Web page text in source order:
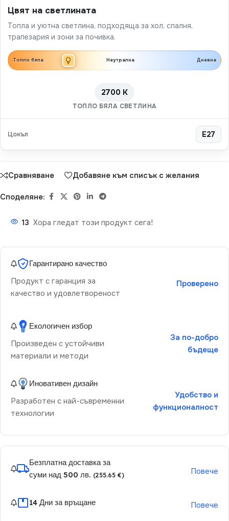
Цвят на светлината
Топла и уютна светлина, подходяща за хол, спалня,
трапезария и зони за почивка.
Топло бяла Неутрална Дневна
2700 K
ТОПЛО БЯЛА СВЕТЛИНА
Цокъл E27
Сравняване Добавяне към списък с желания
Споделяне:
13 Хора гледат този продукт сега!
Гарантирано качество
Продукт с гаранция за
качество и удовлетвореност
Проверено
Екологичен избор
Произведен с устойчиви
материали и методи
За по-добро
бъдеще
Иновативен дизайн
Разработен с най-съвременни
технологии
Удобство и
функционалност
Безплатна доставка за
суми над 500 лв. (255.65 €) Повече
14 Дни за връщане Повече